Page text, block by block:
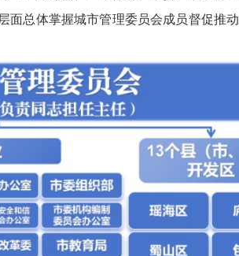
总体掌握城市管理委员会成员督促推